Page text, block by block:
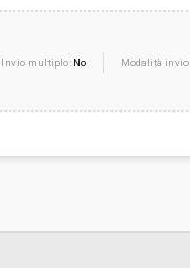
Invio multiplo: No
Modalità